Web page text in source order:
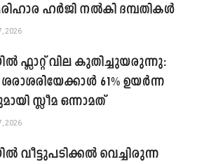
ഹർജി നൽകി ദമ്പതികൾ
2026
ഫ്ലാറ്റ് വില കുതിച്ചുയരുന്നു:
61% ഉയർന്ന
സ്ലീമ ഒന്നാമത്
2026
വീട്ടുപടിക്കൽ വെച്ചിരുന്ന